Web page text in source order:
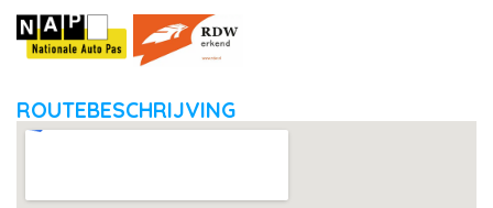
ROUTEBESCHRIJVING